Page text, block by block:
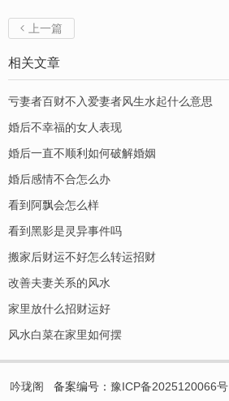
 上一篇
相关文章
亏妻者百财不入爱妻者风生水起什么意思
婚后不幸福的女人表现
婚后一直不顺利如何破解婚姻
婚后感情不合怎么办
看到阿飘会怎么样
看到黑影是灵异事件吗
搬家后财运不好怎么转运招财
改善夫妻关系的风水
家里放什么招财运好
风水白菜在家里如何摆
吟珑阁 备案编号： 豫ICP备2025120066号